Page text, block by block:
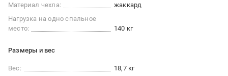
Материал чехла:
жаккард
Нагрузка на одно спальное
место:
140 кг
Размеры и вес
Вес:
18,7 кг